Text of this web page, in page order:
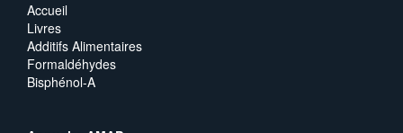
Accueil
Livres
Additifs Alimentaires
Formaldéhydes
Bisphénol-A